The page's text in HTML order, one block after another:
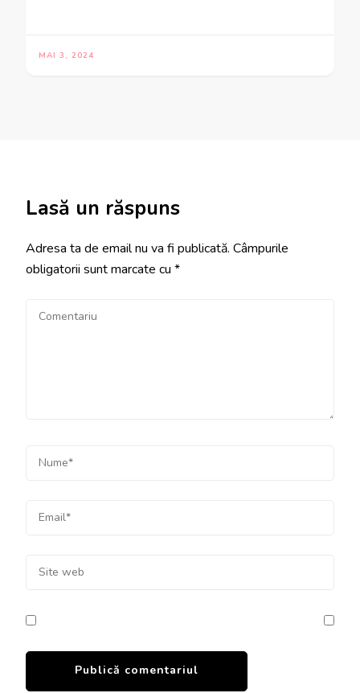
MAI 3, 2024
Lasă un răspuns
Adresa ta de email nu va fi publicată. Câmpurile
obligatorii sunt marcate cu *